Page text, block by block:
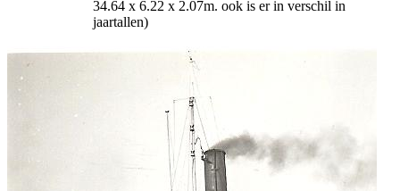
34.64 x 6.22 x 2.07m. ook is er in verschil in
jaartallen)